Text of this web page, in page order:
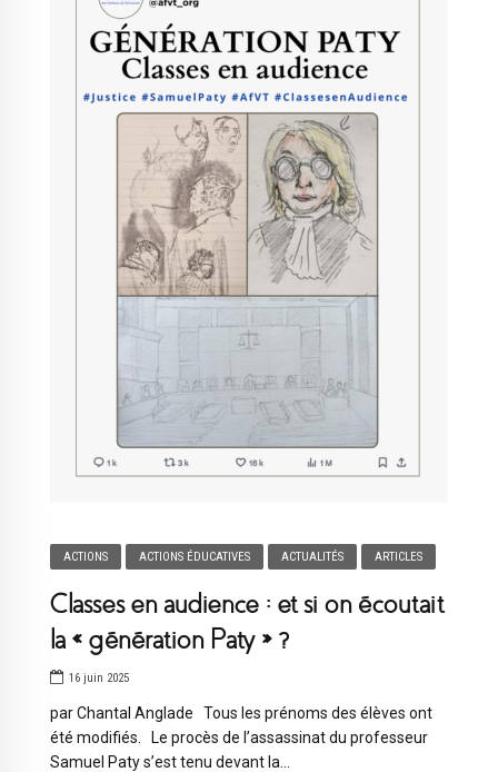
ACTIONS ACTIONS ÉDUCATIVES ACTUALITÉS ARTICLES
Classes en audience : et si on écoutait
la « génération Paty » ?
16 juin 2025
par Chantal Anglade Tous les prénoms des élèves ont
été modifiés. Le procès de l’assassinat du professeur
Samuel Paty s’est tenu devant la...